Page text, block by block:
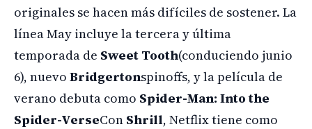
originales se hacen más difíciles de sostener. La
línea May incluye la tercera y última
temporada de Sweet Tooth(conduciendo junio
6), nuevo Bridgertonspinoffs, y la película de
verano debuta como Spider-Man: Into the
Spider-VerseCon Shrill, Netflix tiene como